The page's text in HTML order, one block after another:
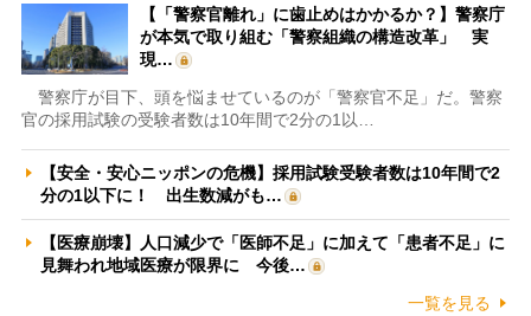
【「警察官離れ」に歯止めはかかるか？】警察庁
が本気で取り組む「警察組織の構造改革」 実
現…
警察庁が目下、頭を悩ませているのが「警察官不足」だ。警察
官の採用試験の受験者数は10年間で2分の1以…
【安全・安心ニッポンの危機】採用試験受験者数は10年間で2
分の1以下に！ 出生数減がも…
【医療崩壊】人口減少で「医師不足」に加えて「患者不足」に
見舞われ地域医療が限界に 今後…
一覧を見る